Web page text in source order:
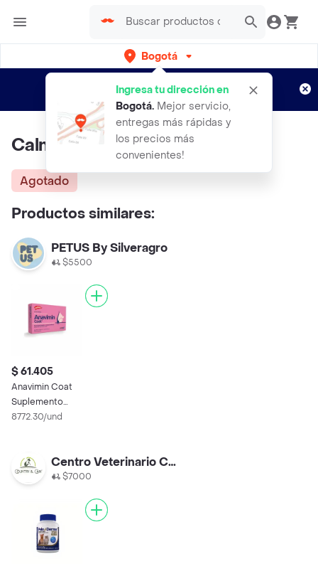
Bogotá
Ingresa tu dirección en
Bogotá. Mejor servicio,
entregas más rápidas y
los precios más
convenientes!
envíos gratis por semanas
Aplican TyC
Calmiforz Gatos 60 Nuggets
Agotado
Productos similares:
PETUS By Silveragro
$5500
$ 61.405
Anavimin Coat
Suplemento
Alimenticio para
8772.30/und
Centro Veterinario Country Can
$7000